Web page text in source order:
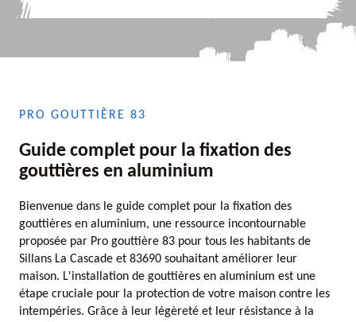
PRO GOUTTIÈRE 83
Guide complet pour la fixation des
gouttières en aluminium
Bienvenue dans le guide complet pour la fixation des
gouttières en aluminium, une ressource incontournable
proposée par Pro gouttière 83 pour tous les habitants de
Sillans La Cascade et 83690 souhaitant améliorer leur
maison. L'installation de gouttières en aluminium est une
étape cruciale pour la protection de votre maison contre les
intempéries. Grâce à leur légèreté et leur résistance à la